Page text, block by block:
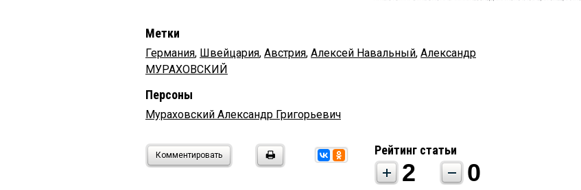
Метки
Германия, Швейцария, Австрия, Алексей Навальный, Александр
МУРАХОВСКИЙ
Персоны
Мураховский Александр Григорьевич
Комментировать Рейтинг статьи
2 0